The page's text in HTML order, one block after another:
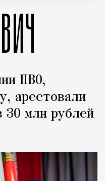
ПВО,
арестовали
30 млн рублей